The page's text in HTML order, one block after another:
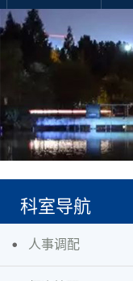
科室导航
人事调配